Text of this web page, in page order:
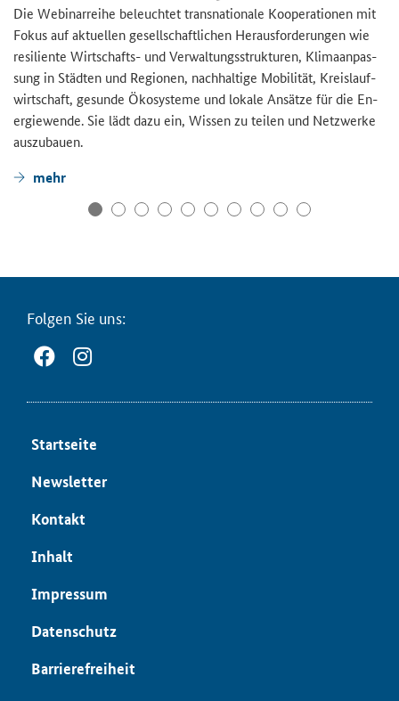
Die We­bi­nar­rei­he be­leuch­tet trans­na­tio­na­le Ko­ope­ra­tio­nen mit
Fokus auf ak­tu­el­len ge­sell­schaft­li­chen Her­aus­for­de­run­gen wie
re­si­li­en­te Wirtschafts-​ und Ver­wal­tungs­struk­tu­ren, Kli­ma­an­pas­
sung in Städ­ten und Re­gio­nen, nach­hal­ti­ge Mo­bi­li­tät, Kreis­lauf­
wirt­schaft, ge­sun­de Öko­sys­te­me und lo­ka­le An­sät­ze für die En­
er­gie­wen­de. Sie lädt dazu ein, Wis­sen zu tei­len und Netz­wer­ke
aus­zu­bau­en.
mehr
Fol­gen Sie uns:
Start­sei­te
News­let­ter
Kon­takt
In­halt
Im­pres­sum
Da­ten­schutz
Bar­rie­re­frei­heit